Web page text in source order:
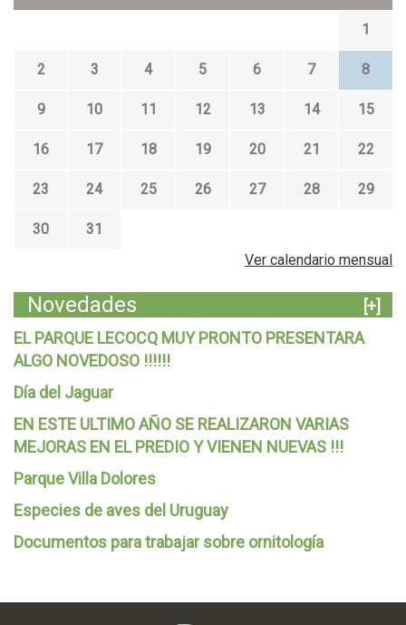
1
2 3 4 5 6 7 8
9 10 11 12 13 14 15
16 17 18 19 20 21 22
23 24 25 26 27 28 29
30
31
Ver calendario mensual
Novedades
[+]
EL PARQUE LECOCQ MUY PRONTO PRESENTARA
ALGO NOVEDOSO !!!!!!
Día del Jaguar
EN ESTE ULTIMO AÑO SE REALIZARON VARIAS
MEJORAS EN EL PREDIO Y VIENEN NUEVAS !!!
Parque Villa Dolores
Especies de aves del Uruguay
Documentos para trabajar sobre ornitología